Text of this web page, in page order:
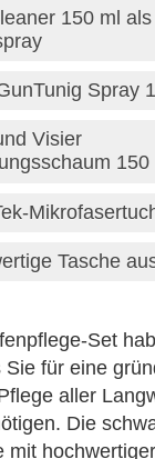
150 ml als
Spray
Visier
150
Tasche
Set
für eine
aller
Die
mit hochwertiger